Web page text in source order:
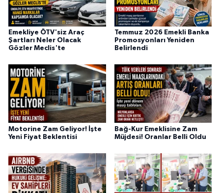
Emekliye ÖTV'siz Araç
Şartları Neler Olacak
Gözler Meclis'te
Temmuz 2026 Emekli Banka
Promosyonları Yeniden
Belirlendi
Motorine Zam Geliyor! İşte
Yeni Fiyat Beklentisi
Bağ-Kur Emeklisine Zam
Müjdesi! Oranlar Belli Oldu